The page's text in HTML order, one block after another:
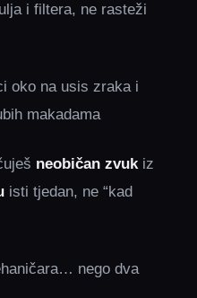
i filtera, ne rasteži
oko na usis zraka i
makadama
neobičan zvukiz
isti tjedan, ne “kad
nego dva